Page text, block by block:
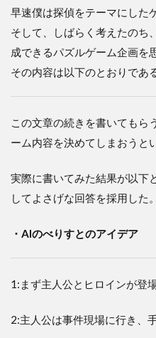
早速僕は探偵をテーマにした
そして、しばらく考えたのち
成できるパズルゲーム企画を
その内容は以下のとおりである
この文章の続きを書いてもら
ーム内容を決めてしまおうと
実際に書いてみた結果が以下
してよさげな回答を採用した。
・AIのべりすとのアイデア
1:まず主人公とヒロインが登場
2:主人公は事件現場に行き、